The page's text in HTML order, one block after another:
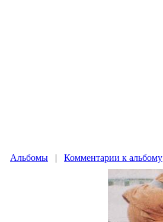
Альбомы | Комментарии к альбому